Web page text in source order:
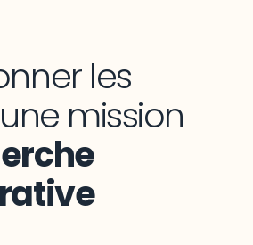
les
mission